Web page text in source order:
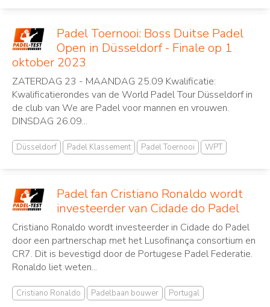
Padel Toernooi: Boss Duitse Padel
Open in Düsseldorf - Finale op 1
oktober 2023
ZATERDAG 23 - MAANDAG 25.09 Kwalificatie:
Kwalificatierondes van de World Padel Tour Düsseldorf in
de club van We are Padel voor mannen en vrouwen.
DINSDAG 26.09...
Düsseldorf Padel Klassement Padel Toernooi WPT
Padel fan Cristiano Ronaldo wordt
investeerder van Cidade do Padel
Cristiano Ronaldo wordt investeerder in Cidade do Padel
door een partnerschap met het Lusofinança consortium en
CR7. Dit is bevestigd door de Portugese Padel Federatie.
Ronaldo liet weten...
Cristiano Ronaldo Padelbaan bouwer Portugal